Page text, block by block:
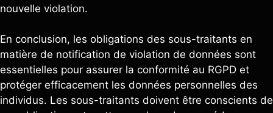
nouvelle violation.
En conclusion, les obligations des sous-traitants en
matière de notification de violation de données sont
essentielles pour assurer la conformité au RGPD et
protéger efficacement les données personnelles des
individus. Les sous-traitants doivent être conscients de